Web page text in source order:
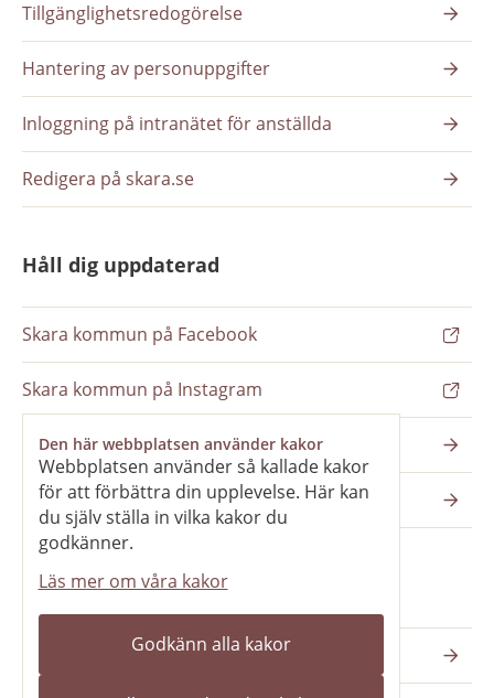
Den här webbplatsen använder kakor
Webbplatsen använder så kallade kakor
för att förbättra din upplevelse. Här kan
du själv ställa in vilka kakor du
godkänner.
Läs mer om våra kakor
Godkänn alla kakor
Tillgänglighetsredogörelse
Hantering av personuppgifter
Inloggning på intranätet för anställda
Redigera på skara.se
Håll dig uppdaterad
Skara kommun på Facebook
Skara kommun på Instagram
Nyhetsbrev
Pressrum
Våra webbplatser
Katedralskolan